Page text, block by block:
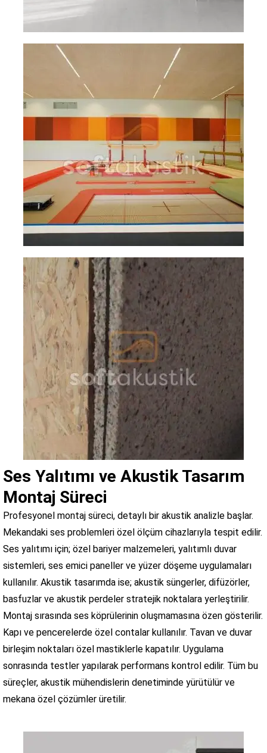
Ses Yalıtımı ve Akustik Tasarım
Montaj Süreci
Profesyonel montaj süreci, detaylı bir akustik analizle başlar.
Mekandaki ses problemleri özel ölçüm cihazlarıyla tespit edilir.
Ses yalıtımı için; özel bariyer malzemeleri, yalıtımlı duvar
sistemleri, ses emici paneller ve yüzer döşeme uygulamaları
kullanılır. Akustik tasarımda ise; akustik süngerler, difüzörler,
basfuzlar ve akustik perdeler stratejik noktalara yerleştirilir.
Montaj sırasında ses köprülerinin oluşmamasına özen gösterilir.
Kapı ve pencerelerde özel contalar kullanılır. Tavan ve duvar
birleşim noktaları özel mastiklerle kapatılır. Uygulama
sonrasında testler yapılarak performans kontrol edilir. Tüm bu
süreçler, akustik mühendislerin denetiminde yürütülür ve
mekana özel çözümler üretilir.